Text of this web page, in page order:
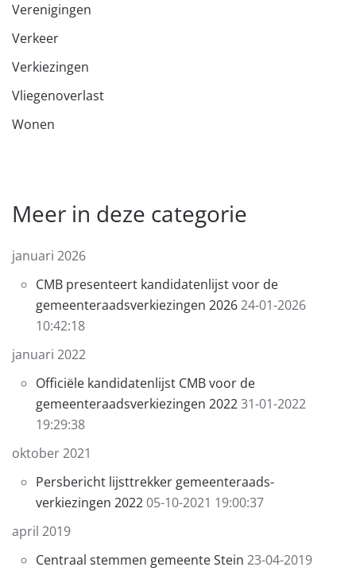
Verenigingen
Verkeer
Verkiezingen
Vliegenoverlast
Wonen
Meer in deze categorie
januari 2026
​​CMB presenteert kandidatenlijst voor de
gemeente­raads­verkiezingen 202624-01-2026
10:42:18
januari 2022
Officiële kandidatenlijst CMB voor de
gemeenteraadsverkiezingen 202231-01-2022
19:29:38
oktober 2021
Persbericht lijsttrekker gemeenteraads-
verkiezingen 202205-10-2021 19:00:37
april 2019
Centraal stemmen gemeente Stein 23-04-2019